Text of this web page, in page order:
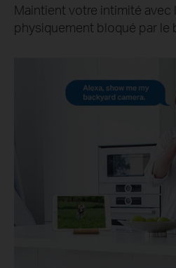
Maintient votre intimité avec
physiquement bloqué par le